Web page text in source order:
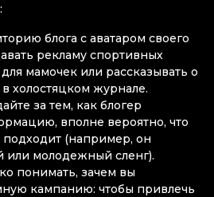
блога с аватаром своего
рекламу спортивных
мамочек или рассказывать о
холостяцком журнале.
за тем, как блогер
вполне вероятно, что
подходит (например, он
или молодежный сленг).
понимать, зачем вы
кампанию: чтобы привлечь